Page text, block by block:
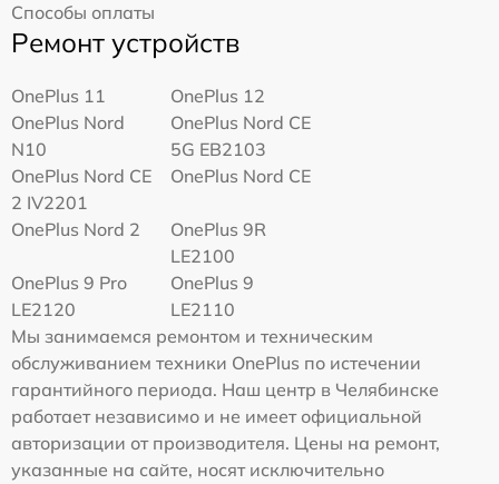
Способы оплаты
Ремонт устройств
OnePlus 11
OnePlus 12
OnePlus Nord
N10
OnePlus Nord CE
5G EB2103
OnePlus Nord CE
2 IV2201
OnePlus Nord CE
OnePlus Nord 2
OnePlus 9R
LE2100
OnePlus 9 Pro
LE2120
OnePlus 9
LE2110
Мы занимаемся ремонтом и техническим
обслуживанием техники OnePlus по истечении
гарантийного периода. Наш центр в Челябинске
работает независимо и не имеет официальной
авторизации от производителя. Цены на ремонт,
указанные на сайте, носят исключительно